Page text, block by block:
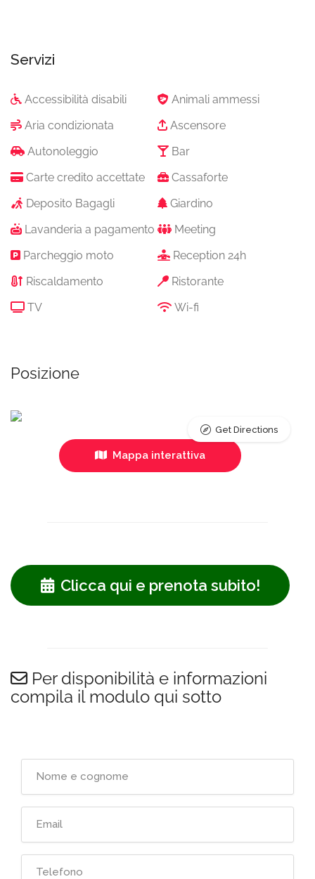
Servizi
Accessibilità disabili
Animali ammessi
Aria condizionata
Ascensore
Autonoleggio
Bar
Carte credito accettate
Cassaforte
Deposito Bagagli
Giardino
Lavanderia a pagamento
Meeting
Parcheggio moto
Reception 24h
Riscaldamento
Ristorante
TV
Wi-fi
Posizione
Mappa interattiva
Get Directions
Clicca qui e prenota subito!
Per disponibilità e informazioni
compila il modulo qui sotto